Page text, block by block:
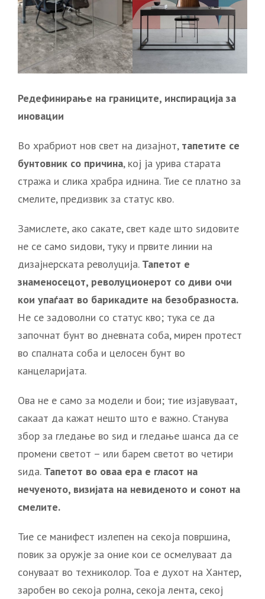
Редефинирање на границите, инспирација за
иновации
Во храбриот нов свет на дизајнот, тапетите се
бунтовник со причина, кој ја урива старата
стража и слика храбра иднина. Тие се платно за
смелите, предизвик за статус кво.
Замислете, ако сакате, свет каде што ѕидовите
не се само ѕидови, туку и првите линии на
дизајнерската револуција. Тапетот е
знаменосецот, револуционерот со диви очи
кои упаѓаат во барикадите на безобразноста.
Не се задоволни со статус кво; тука се да
започнат бунт во дневната соба, мирен протест
во спалната соба и целосен бунт во
канцеларијата.
Ова не е само за модели и бои; тие изјавуваат,
сакаат да кажат нешто што е важно. Станува
збор за гледање во ѕид и гледање шанса да се
промени светот – или барем светот во четири
ѕида. Тапетот во оваа ера е гласот на
нечуеното, визијата на невиденото и сонот на
смелите.
Тие се манифест излепен на секоја површина,
повик за оружје за оние кои се осмелуваат да
сонуваат во техниколор. Тоа е духот на Хантер,
заробен во секоја ролна, секоја лента, секој